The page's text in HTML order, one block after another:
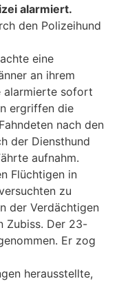
alarmiert.
den Polizeihund
eine
an ihrem
alarmierte sofort
ergriffen die
nach den
der Diensthund
aufnahm.
Flüchtigen in
zu
der Verdächtigen
Zubiss. Der 23-
Er zog
herausstellte,